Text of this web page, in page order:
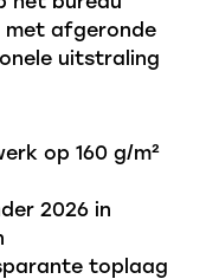
met afgeronde
uitstraling
op 160 g/m²
2026 in
toplaag